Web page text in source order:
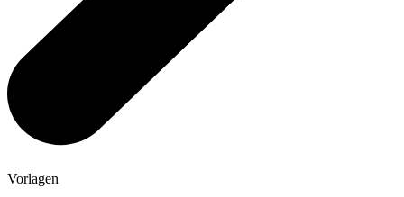
Vorlagen